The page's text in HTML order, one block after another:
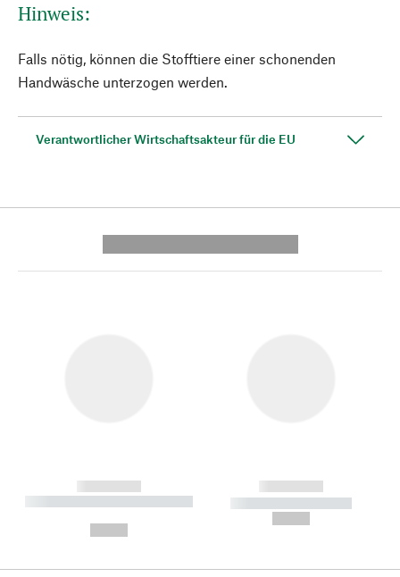
Hinweis:
Falls nötig, können die Stofftiere einer schonenden
Handwäsche unterzogen werden.
Verantwortlicher Wirtschaftsakteur für die EU
------------
----------- ----------- --------
------------
----------- -----------